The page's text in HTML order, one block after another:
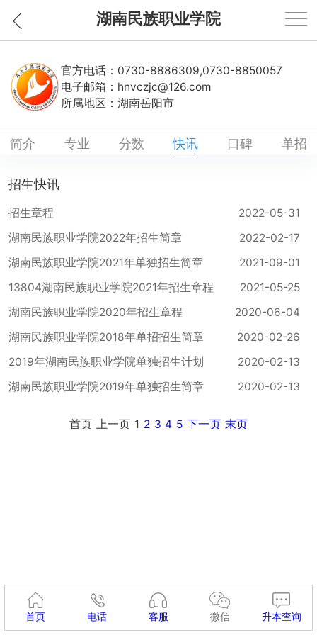
湖南民族职业学院
官方电话： 0730-8886309,0730-8850057
电子邮箱： hnvczjc@126.com
所属地区： 湖南岳阳市
简介 专业 分数 快讯 口碑 单招
招生快讯
招生章程
2022-05-31
湖南民族职业学院2022年招生简章
2022-02-17
湖南民族职业学院2021年单独招生简章
2021-09-01
13804湖南民族职业学院2021年招生章程
2021-05-25
湖南民族职业学院2020年招生章程
2020-06-04
湖南民族职业学院2018年单招招生简章
2020-02-26
2019年湖南民族职业学院单独招生计划
2020-02-13
湖南民族职业学院2019年单独招生简章
2020-02-13
首页 上一页 1 2 3 4 5 下一页 末页
首页 电话 客服 微信 升本查询